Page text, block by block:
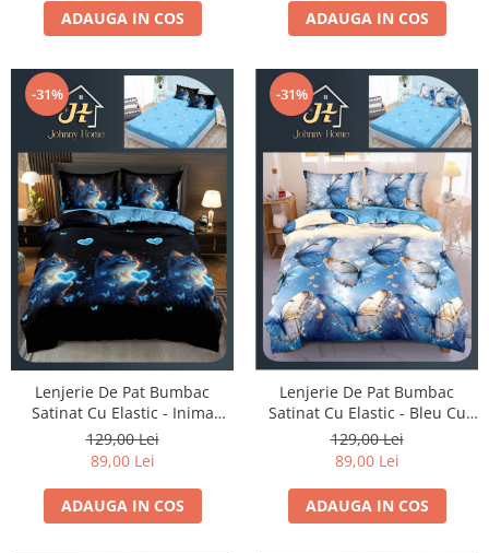
ADAUGA IN COS ADAUGA IN COS
-31%
Lenjerie De Pat Bumbac
Satinat Cu Elastic - Inima
Albastra De Pisica
129,00 Lei
89,00 Lei
ADAUGA IN COS
-31%
Lenjerie De Pat Bumbac
Satinat Cu Elastic - Bleu Cu
Fluturi
129,00 Lei
89,00 Lei
ADAUGA IN COS